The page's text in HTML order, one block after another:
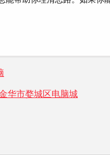
华市婺城区电脑城